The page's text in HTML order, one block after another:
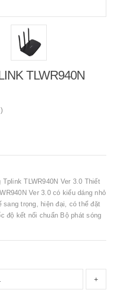
TLWR940N
)
TLWR940N Ver 3.0 Thiết
Ver 3.0 có kiểu dáng nhỏ
trọng, hiện đại, có thể đặt
độ kết nối chuẩn Bộ phát sóng
+